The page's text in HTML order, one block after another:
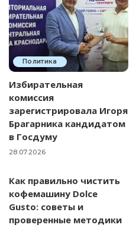
Политика
Избирательная
комиссия
зарегистрировала Игоря
Брагарника кандидатом
в Госдуму
28.07.2026
Как правильно чистить
кофемашину Dolce
Gusto: советы и
проверенные методики